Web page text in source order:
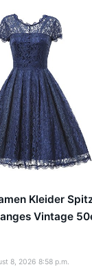
Kleider
Vintage
M
8, 2026 8:58 p.m.